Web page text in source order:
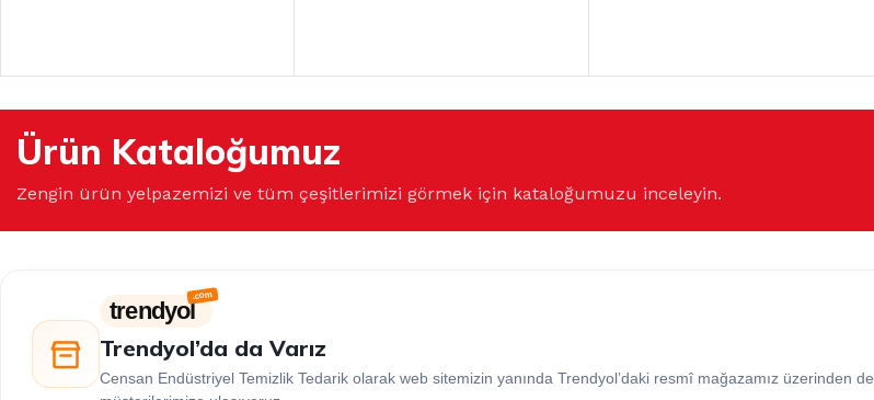
Ürün Kataloğumuz
Zengin ürün yelpazemizi ve tüm çeşitlerimizi görmek için kataloğumuzu inceleyin.
trendyol
Trendyol’da da Varız
Censan Endüstriyel Temizlik Tedarik olarak web sitemizin yanında Trendyol’daki resmî mağazamız üzerinden de